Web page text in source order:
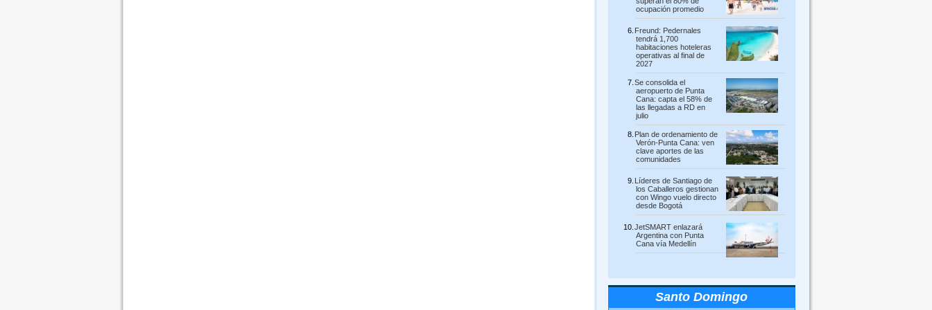
ocupación promedio
Freund: Pedernales
tendrá 1,700
habitaciones hoteleras
operativas al final de
2027
Se consolida el
aeropuerto de Punta
Cana: capta el 58% de
las llegadas a RD en
julio
Plan de ordenamiento de
Verón-Punta Cana: ven
clave aportes de las
comunidades
Líderes de Santiago de
los Caballeros gestionan
con Wingo vuelo directo
desde Bogotá
JetSMART enlazará
Argentina con Punta
Cana vía Medellín
Santo Domingo